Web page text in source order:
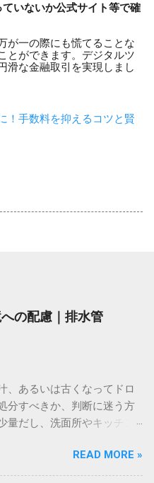
いないか公式サイト等で確
が一の際にも慌てることな
とができます。デジタルツ
滑な金融取引を実現しまし
！手数料を抑えるコツと賢
の配慮｜排水管
、あるいは古くなってドロ
分すべきか、判断に迷う方
だし、洗面所やキッチン
原因となります。 墨汁は、
く異なります。そのまま排
READ MORE »